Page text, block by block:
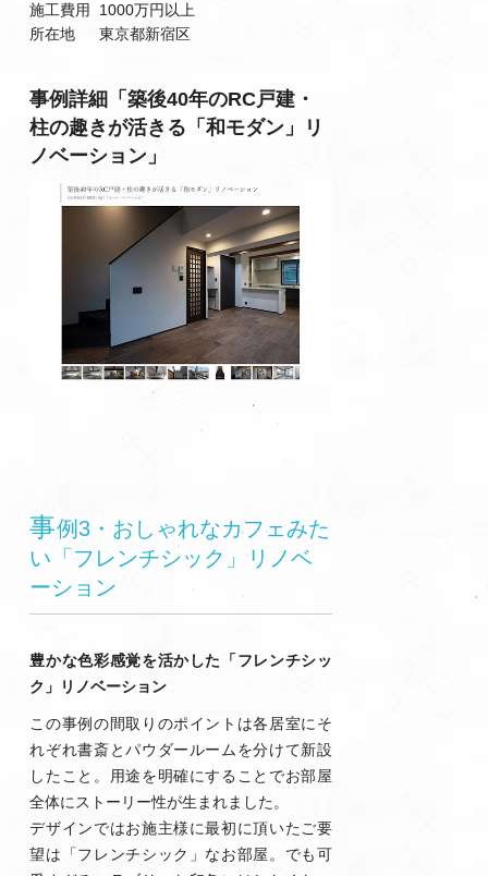
施工費用 1000万円以上
所在地 東京都新宿区
事例詳細「築後40年のRC戸建・
柱の趣きが活きる「和モダン」リ
ノベーション」
事例3・おしゃれなカフェみた
い「フレンチシック」リノベ
ーション
豊かな色彩感覚を活かした「フレンチシッ
ク」リノベーション
この事例の間取りのポイントは各居室にそ
れぞれ書斎とパウダールームを分けて新設
したこと。用途を明確にすることでお部屋
全体にストーリー性が生まれました。
デザインではお施主様に最初に頂いたご要
望は「フレンチシック」なお部屋。でも可